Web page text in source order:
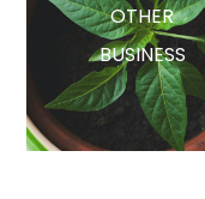
OTHER
BUSINESS